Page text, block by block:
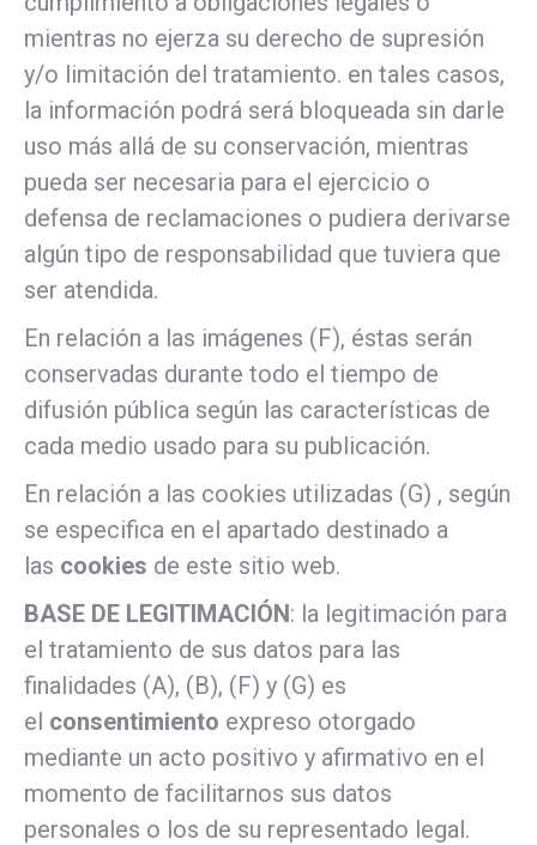
mientras no ejerza su derecho de supresión
y/o limitación del tratamiento. en tales casos,
la información podrá será bloqueada sin darle
uso más allá de su conservación, mientras
pueda ser necesaria para el ejercicio o
defensa de reclamaciones o pudiera derivarse
algún tipo de responsabilidad que tuviera que
ser atendida.
En relación a las imágenes (F), éstas serán
conservadas durante todo el tiempo de
difusión pública según las características de
cada medio usado para su publicación.
En relación a las cookies utilizadas (G) , según
se especifica en el apartado destinado a
las cookies de este sitio web.
BASE DE LEGITIMACIÓN: la legitimación para
el tratamiento de sus datos para las
finalidades (A), (B), (F) y (G) es
el consentimiento expreso otorgado
mediante un acto positivo y afirmativo en el
momento de facilitarnos sus datos
personales o los de su representado legal.